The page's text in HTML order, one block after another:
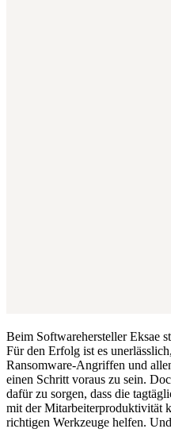
Beim Softwarehersteller Eksae
Für den Erfolg ist es
Ransomware-Angriffen und
einen Schritt voraus zu sein.
dafür zu sorgen, dass die
mit der Mitarbeiterproduktivität
richtigen Werkzeuge helfen.